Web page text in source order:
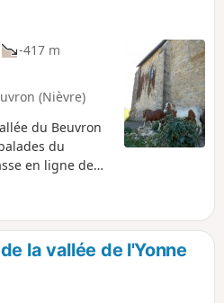
-417 m
(Nièvre)
du Beuvron
du
en ligne de
de la Vierge à
vue de toute
quand la
la vallée de l'Yonne